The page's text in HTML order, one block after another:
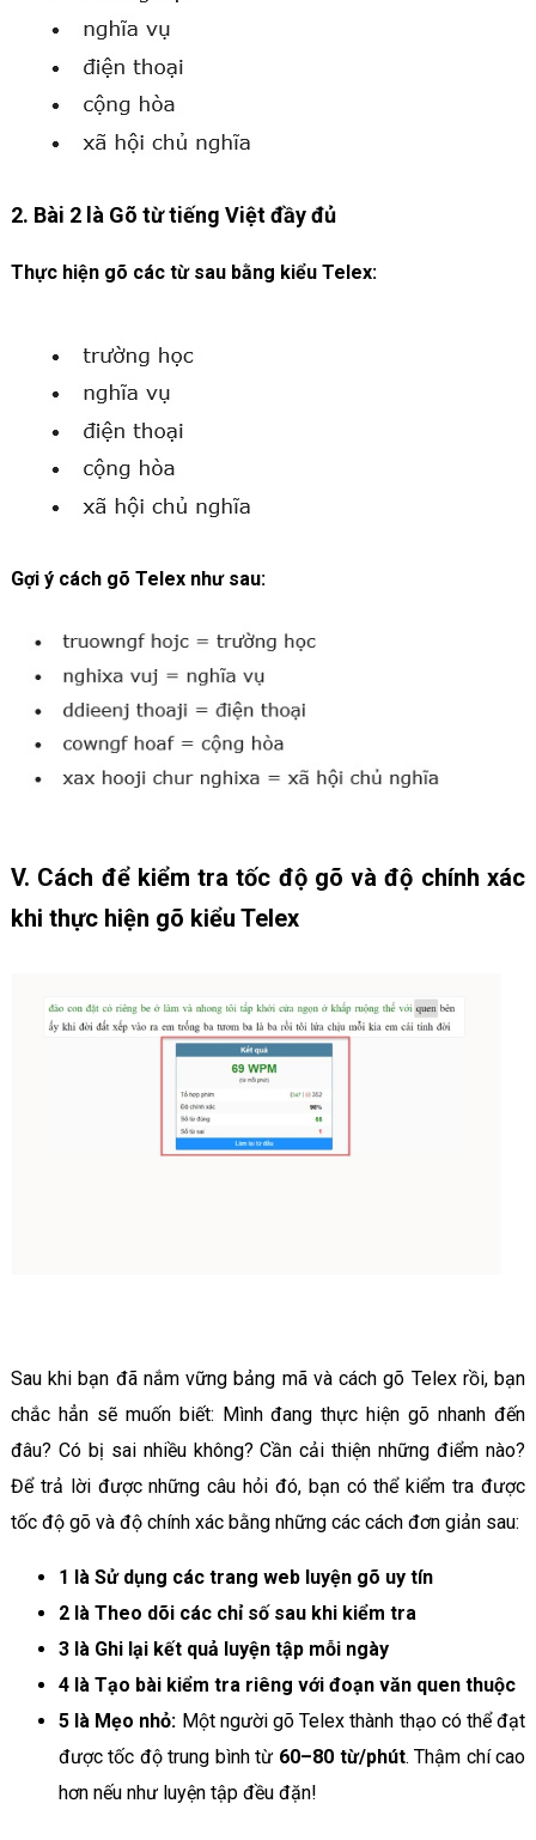
2. Bài 2 là Gõ từ tiếng Việt đầy đủ
Thực hiện gõ các từ sau bằng kiểu Telex:
Gợi ý cách gõ Telex như sau:
V. Cách để kiểm tra tốc độ gõ và độ chính xác
khi thực hiện gõ kiểu Telex
Sau khi bạn đã nắm vững bảng mã và cách gõ Telex rồi, bạn
chắc hẳn sẽ muốn biết: Mình đang thực hiện gõ nhanh đến
đâu? Có bị sai nhiều không? Cần cải thiện những điểm nào?
Để trả lời được những câu hỏi đó, bạn có thể kiểm tra được
tốc độ gõ và độ chính xác bằng những các cách đơn giản sau:
1 là Sử dụng các trang web luyện gõ uy tín
2 là Theo dõi các chỉ số sau khi kiểm tra
3 là Ghi lại kết quả luyện tập mỗi ngày
4 là Tạo bài kiểm tra riêng với đoạn văn quen thuộc
5 là Mẹo nhỏ: Một người gõ Telex thành thạo có thể đạt
được tốc độ trung bình từ 60–80 từ/phút. Thậm chí cao
hơn nếu như luyện tập đều đặn!